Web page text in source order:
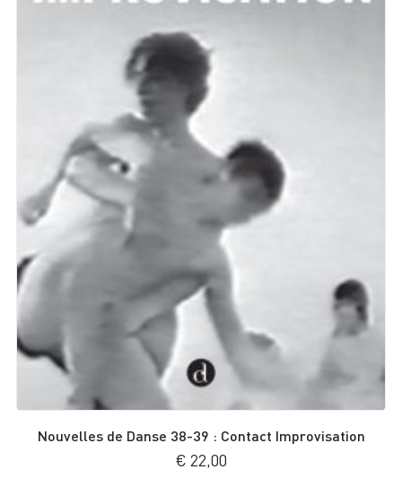
Nouvelles de Danse 38-39 : Contact Improvisation
€ 22,00